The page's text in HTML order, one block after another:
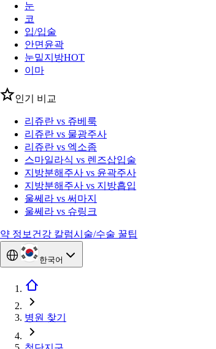
눈
코
입/입술
안면윤곽
눈밑지방HOT
이마
인기 비교
리쥬란 vs 쥬베룩
리쥬란 vs 물광주사
리쥬란 vs 엑소좀
스마일라식 vs 렌즈삽입술
지방분해주사 vs 윤곽주사
지방분해주사 vs 지방흡입
울쎄라 vs 써마지
울쎄라 vs 슈링크
약 정보 건강 칼럼시술/수술 꿀팁
한국어
병원 찾기